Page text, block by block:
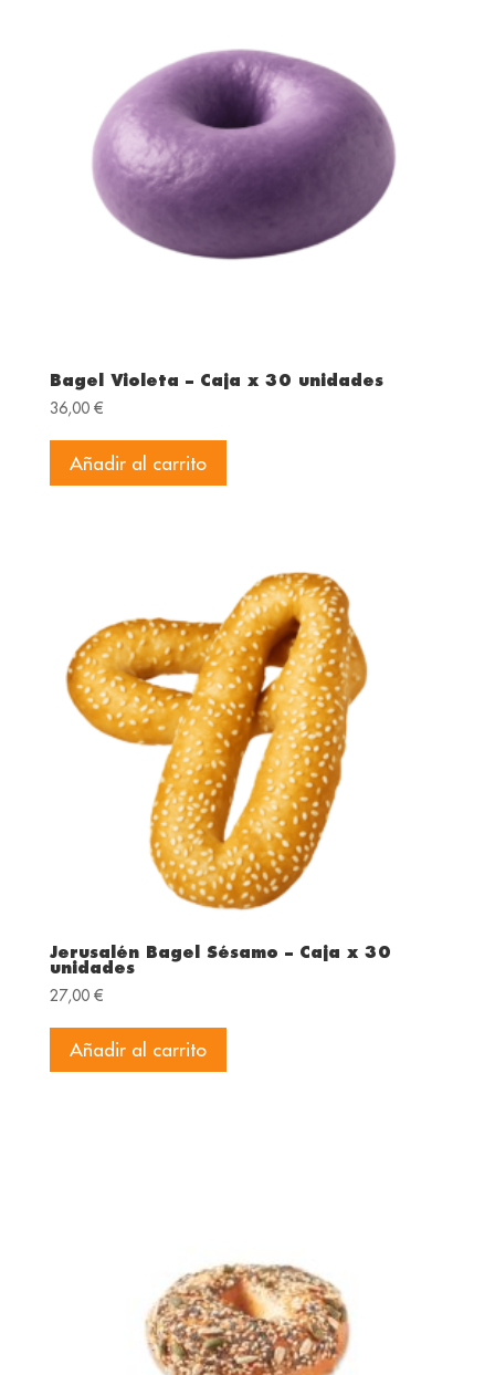
Bagel Violeta – Caja x 30 unidades
36,00 €
Añadir al carrito
Jerusalén Bagel Sésamo – Caja x 30
unidades
27,00 €
Añadir al carrito